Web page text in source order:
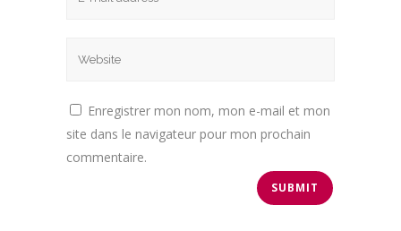
Enregistrer mon nom, mon e-mail et mon
site dans le navigateur pour mon prochain
commentaire.